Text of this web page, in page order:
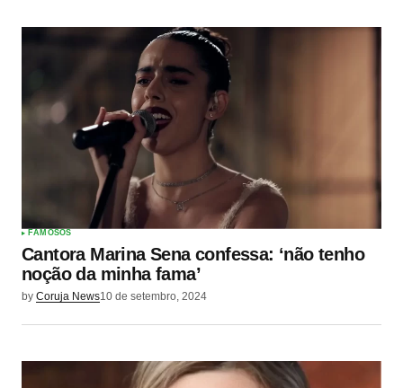
FAMOSOS
Cantora Marina Sena confessa: ‘não tenho
noção da minha fama’
by Coruja News10 de setembro, 2024